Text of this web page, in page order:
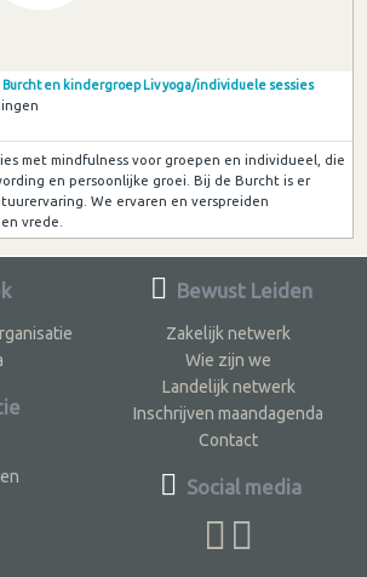
en kindergroep Liv yoga/individuele sessies
met mindfulness voor groepen en individueel, die
en persoonlijke groei. Bij de Burcht is er
We ervaren en verspreiden
vrede.
Bewust Leiden
Zakelijk netwerk
Wie zijn we
Landelijk netwerk
Inschrijven maandagenda
Contact
Social media